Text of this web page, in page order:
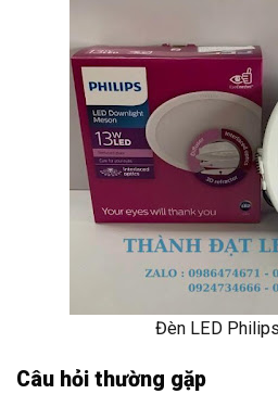
Đèn LED
Câu hỏi thường gặp